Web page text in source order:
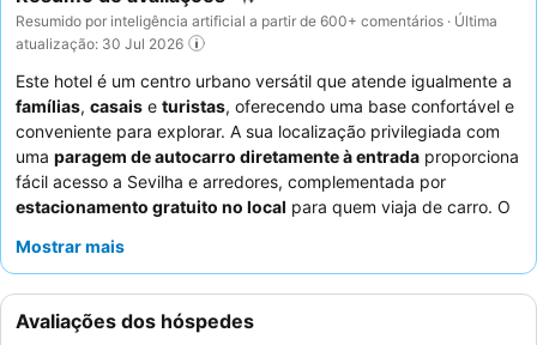
Resumido por inteligência artificial a partir de 600+ comentários · Última
atualização: 30 Jul 2026
Este hotel é um centro urbano versátil que atende igualmente a
famílias, casais e turistas, oferecendo uma base confortável e
conveniente para explorar. A sua localização privilegiada com
uma paragem de autocarro diretamente à entrada proporciona
fácil acesso a Sevilha e arredores, complementada por
estacionamento gratuito no local para quem viaja de carro. O
ponto focal refrescante para relaxamento. Os hóspedes
prestativos
e um extenso e de alta qualidade
pequeno-almoço . Para uma estadia mais espaçosa, considere
Mostrar mais
Avaliações dos hóspedes